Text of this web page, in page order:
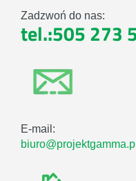
Zadzwoń do nas:
tel.:505 273
E-mail:
biuro@projektgamma.pl